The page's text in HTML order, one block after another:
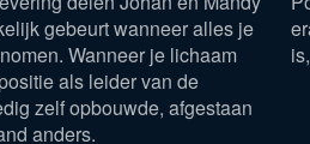
gebeurt wanneer alles je
Wanneer je lichaam
als leider van de
zelf opbouwde, afgestaan
anders.